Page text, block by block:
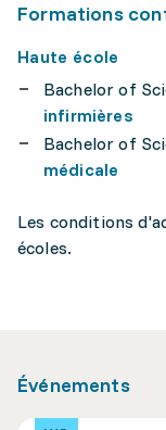
Formations
Haute école
Bachelor of
infirmières
Bachelor of
médicale
Les conditions
écoles.
Événements